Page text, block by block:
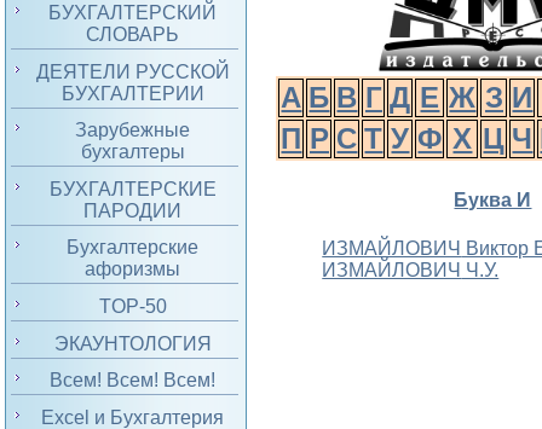
БУХГАЛТЕРСКИЙ
СЛОВАРЬ
ДЕЯТЕЛИ РУССКОЙ
БУХГАЛТЕРИИ
Зарубежные
бухгалтеры
БУХГАЛТЕРСКИЕ
ПАРОДИИ
Бухгалтерские
афоризмы
TOP-50
ЭКАУНТОЛОГИЯ
Всем! Всем! Всем!
Excel и Бухгалтерия
А Б В Г Д Е Ж З И
П Р С Т У Ф Х Ц Ч
Буква И
ИЗМАЙЛОВИЧ Виктор
ИЗМАЙЛОВИЧ Ч.У.